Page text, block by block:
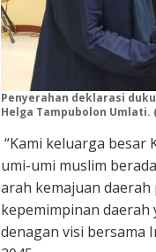
Penyerahan deklarasi
Helga Tampubolon Umlati.
“Kami keluarga besar
umi-umi muslim
arah kemajuan
kepemimpinan
denagan visi bersama